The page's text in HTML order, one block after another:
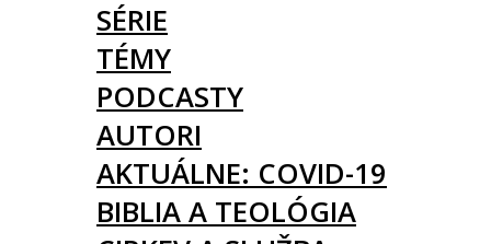
SÉRIE
TÉMY
PODCASTY
AUTORI
AKTUÁLNE: COVID-19
BIBLIA A TEOLÓGIA